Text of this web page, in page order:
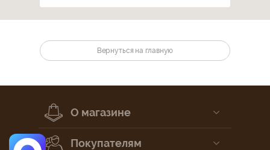
Вернуться на главную
О магазине
Покупателям